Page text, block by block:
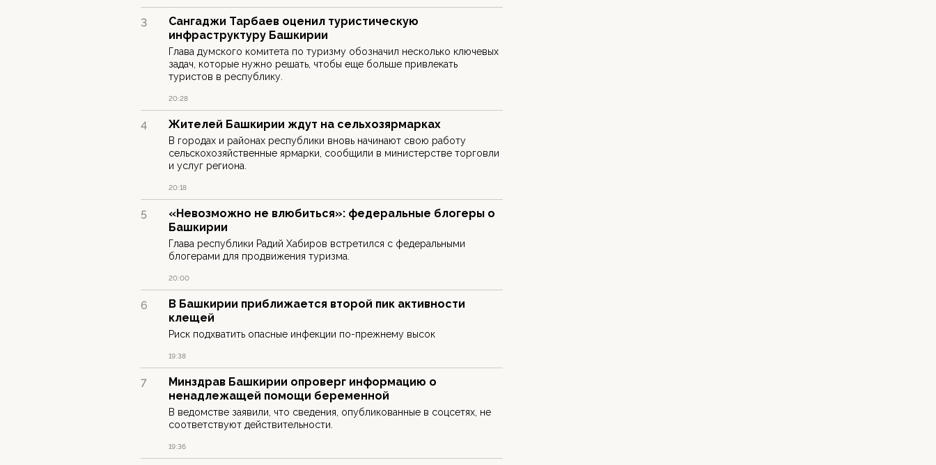
3
Сангаджи Тарбаев оценил туристическую
инфраструктуру Башкирии
Глава думского комитета по туризму обозначил несколько ключевых
задач, которые нужно решать, чтобы еще больше привлекать
туристов в республику.
20:28
4 Жителей Башкирии ждут на сельхозярмарках
В городах и районах республики вновь начинают свою работу
сельскохозяйственные ярмарки, сообщили в министерстве торговли
и услуг региона.
20:18
5
«Невозможно не влюбиться»: федеральные блогеры о
Башкирии
Глава республики Радий Хабиров встретился с федеральными
блогерами для продвижения туризма.
20:00
6
В Башкирии приближается второй пик активности
клещей
Риск подхватить опасные инфекции по-прежнему высок
19:38
7
Минздрав Башкирии опроверг информацию о
ненадлежащей помощи беременной
В ведомстве заявили, что сведения, опубликованные в соцсетях, не
соответствуют действительности.
19:36